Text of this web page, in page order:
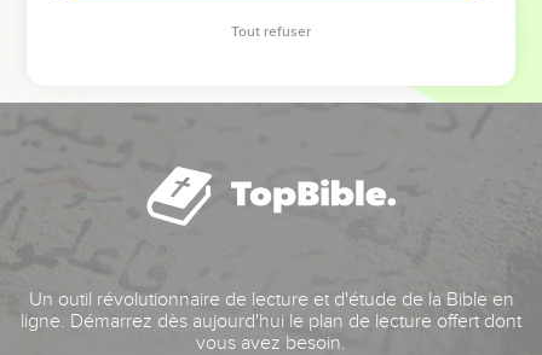
Un outil révolutionnaire de lecture et d'étude de la Bible en
ligne. Démarrez dès aujourd'hui le plan de lecture offert dont
vous avez besoin.
Tout refuser